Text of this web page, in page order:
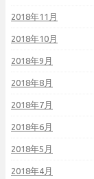
2018年11月
2018年10月
2018年9月
2018年8月
2018年7月
2018年6月
2018年5月
2018年4月